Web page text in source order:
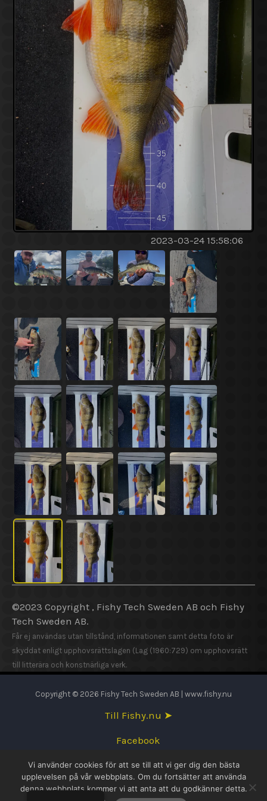
2023-03-24 15:58:06
©2023 Copyright , Fishy Tech Sweden AB och Fishy
Tech Sweden AB.
Får ej användas utan tillstånd, informationen samt detta foto är
skyddat enligt upphovsrättslagen (Lag (1960:729) om upphovsrätt
till litterära och konstnärliga verk.
Copyright © 2026 Fishy Tech Sweden AB | www.fishy.nu
Till Fishy.nu ➤
Facebook
English
Svenska
Vi använder cookies för att se till att vi ger dig den bästa
upplevelsen på vår webbplats. Om du fortsätter att använda
denna webbplats kommer vi att anta att du godkänner detta.